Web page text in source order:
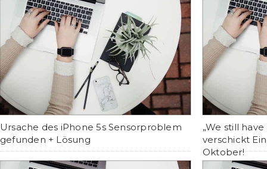
Ursache des iPhone 5s Sensorproblem
gefunden + Lösung
„We still
verschickt
Oktober!